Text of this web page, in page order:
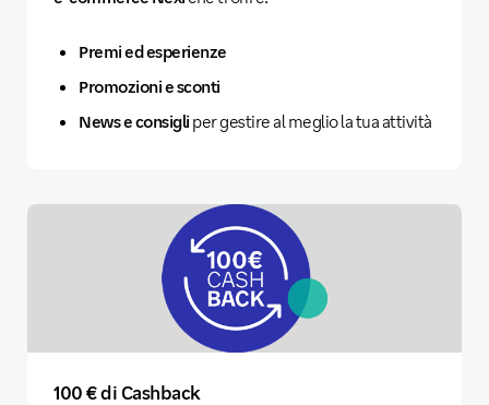
Premi ed esperienze
Promozioni e sconti
News e consigli per gestire al meglio la tua attività
100 € di Cashback